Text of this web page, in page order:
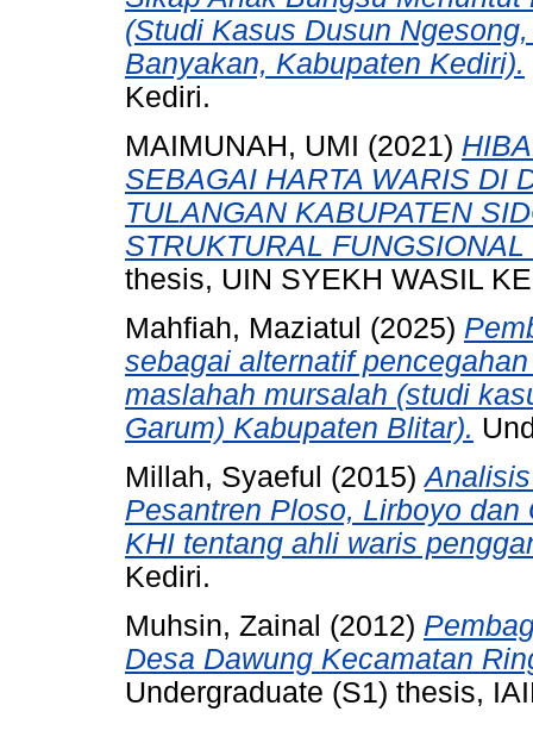
(Studi Kasus Dusun
Banyakan, Kabupaten Kediri).
Kediri.
MAIMUNAH, UMI (2021)
SEBAGAI HARTA WARIS DI
TULANGAN KABUPATEN
STRUKTURAL
thesis, UIN SYEKH WASIL
Mahfiah, Maziatul (2025)
sebagai alternatif
maslahah mursalah (studi
Garum) Kabupaten Blitar).
Millah, Syaeful (2015)
Pesantren Ploso, Lirboyo
KHI tentang ahli waris
Kediri.
Muhsin, Zainal (2012)
Desa Dawung Kecamatan
Undergraduate (S1) thesis,